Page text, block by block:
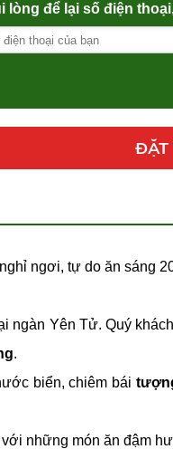
lòng để lại số điện
ĐẶT
ngơi, tự do ăn sáng
ngàn Yên Tử. Quý
.
biển, chiêm bái
những món ăn đậm